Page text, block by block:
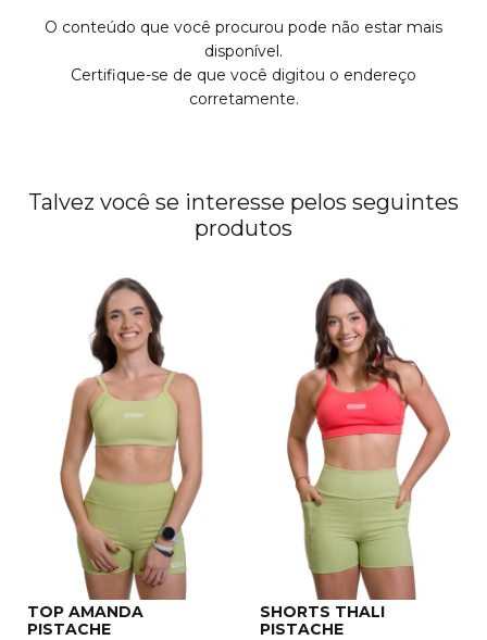
O conteúdo que você procurou pode não estar mais
disponível.
Certifique-se de que você digitou o endereço
corretamente.
Talvez você se interesse pelos seguintes
produtos
TOP AMANDA
PISTACHE
SHORTS THALI
PISTACHE